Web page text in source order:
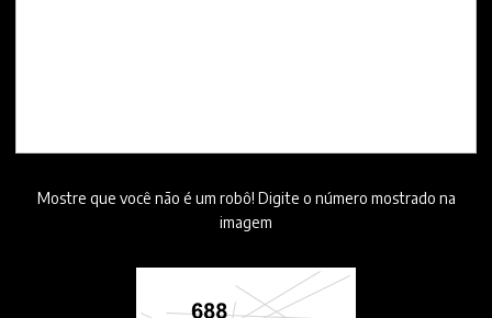
Mostre que você não é um robô! Digite o número mostrado na
imagem